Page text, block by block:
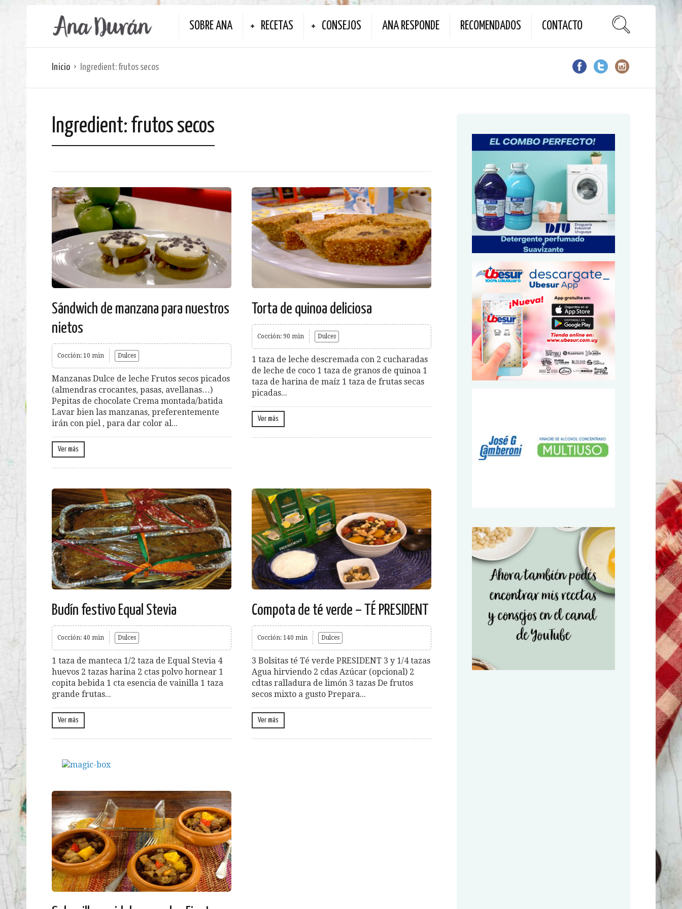
SOBRE ANA RECETAS CONSEJOS ANA RESPONDE RECOMENDADOS CONTACTO
Inicio Ingredient:frutos secos
Ingredient: frutos secos
Sándwich de manzana para nuestros
nietos
Cocción: 10 min Dulces
Manzanas Dulce de leche Frutos secos picados
(almendras crocantes, pasas, avellanas…)
Pepitas de chocolate Crema montada/batida
Lavar bien las manzanas, preferentemente
irán con piel , para dar color al...
Ver más
Torta de quinoa deliciosa
Cocción: 90 min Dulces
1 taza de leche descremada con 2 cucharadas
de leche de coco 1 taza de granos de quinoa 1
taza de harina de maíz 1 taza de frutas secas
picadas...
Ver más
Budín festivo Equal Stevia
Cocción: 40 min Dulces
1 taza de manteca 1/2 taza de Equal Stevia 4
huevos 2 tazas harina 2 ctas polvo hornear 1
copita bebida 1 cta esencia de vainilla 1 taza
grande frutas...
Ver más
Compota de té verde – TÉ PRESIDENT
Cocción: 140 min Dulces
3 Bolsitas té Té verde PRESIDENT 3 y 1/4 tazas
Agua hirviendo 2 cdas Azúcar (opcional) 2
cdtas ralladura de limón 3 tazas De frutos
secos mixto a gusto Prepara...
Ver más